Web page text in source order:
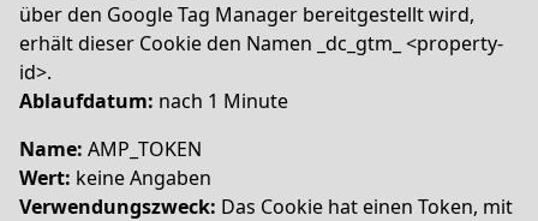
über den Google Tag Manager bereitgestellt wird,
erhält dieser Cookie den Namen _dc_gtm_ <property-
id>.
Ablaufdatum: nach 1 Minute
Name: AMP_TOKEN
Wert: keine Angaben
Verwendungszweck: Das Cookie hat einen Token, mit